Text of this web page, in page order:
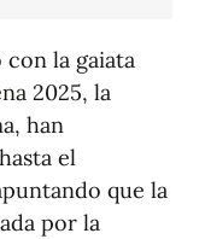
con la gaiata
2025, la
han
el
que la
por la